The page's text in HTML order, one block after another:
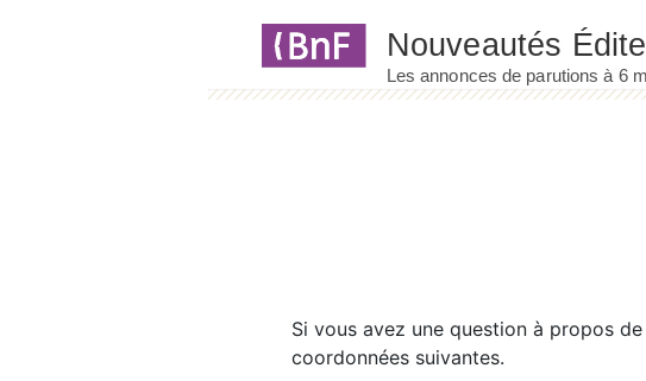
Si vous avez une question à propos
coordonnées suivantes.